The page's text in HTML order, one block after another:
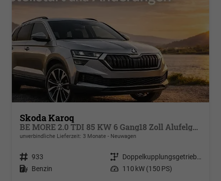
Skoda Karoq
BE MORE 2.0 TDI 85 KW 6 Gang18 Zoll Alufelgen, Reserverad, Rückkamera, Kessy Full, PDC 4+H, Klimaautomatik, Licht & Sicht Paket, Metallfarbe, Heckspoiler, Sun Set, Ambiente Light, LED, 4 Jahre Garantie
unverbindliche Lieferzeit: 3 Monate Neuwagen
Fahrzeugnr. 933 Getriebe
Doppelkupplungsgetriebe (DSG)
Kraftstoff Benzin Leistung 110 kW (150 PS)